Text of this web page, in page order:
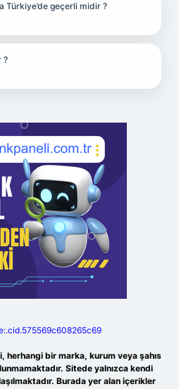
Türkiye’de geçerli midir ?
?
herhangi bir marka, kurum veya şahıs
Sitede yalnızca kendi
Burada yer alan içerikler